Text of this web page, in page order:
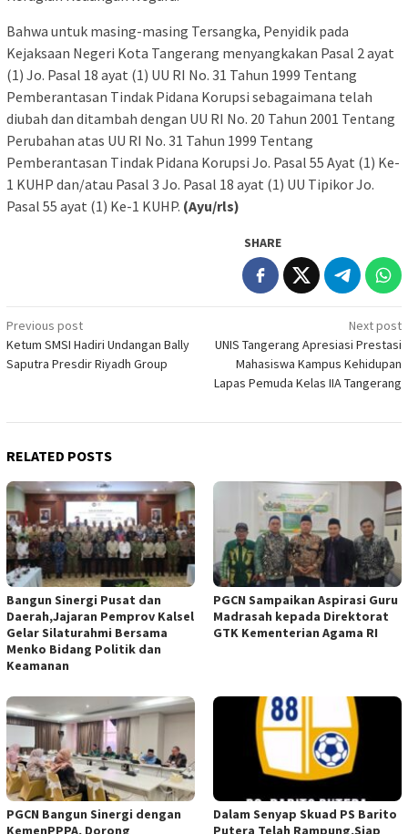
Bahwa untuk masing-masing Tersangka, Penyidik pada
Kejaksaan Negeri Kota Tangerang menyangkakan Pasal 2 ayat
(1) Jo. Pasal 18 ayat (1) UU RI No. 31 Tahun 1999 Tentang
Pemberantasan Tindak Pidana Korupsi sebagaimana telah
diubah dan ditambah dengan UU RI No. 20 Tahun 2001 Tentang
Perubahan atas UU RI No. 31 Tahun 1999 Tentang
Pemberantasan Tindak Pidana Korupsi Jo. Pasal 55 Ayat (1) Ke-
1 KUHP dan/atau Pasal 3 Jo. Pasal 18 ayat (1) UU Tipikor Jo.
Pasal 55 ayat (1) Ke-1 KUHP. (Ayu/rls)
SHARE
Post
navigation
Previous post
Ketum SMSI Hadiri Undangan Bally
Saputra Presdir Riyadh Group
Next post
UNIS Tangerang Apresiasi Prestasi
Mahasiswa Kampus Kehidupan
Lapas Pemuda Kelas IIA Tangerang
RELATED POSTS
Bangun Sinergi Pusat dan
Daerah,Jajaran Pemprov Kalsel
Gelar Silaturahmi Bersama
Menko Bidang Politik dan
Keamanan
PGCN Sampaikan Aspirasi Guru
Madrasah kepada Direktorat
GTK Kementerian Agama RI
PGCN Bangun Sinergi dengan
Dalam Senyap Skuad PS Barito